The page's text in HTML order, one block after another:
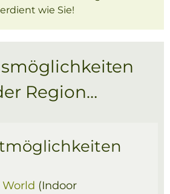
wie Sie!
Region…
World (Indoor